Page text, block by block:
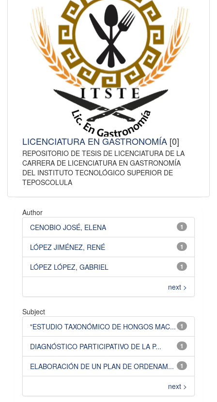
LICENCIATURA EN GASTRONOMÍA [0]
REPOSITORIO DE TESIS DE LICENCIATURA DE LA
CARRERA DE LICENCIATURA EN GASTRONOMÍA
DEL INSTITUTO TECNOLÓGICO SUPERIOR DE
TEPOSCOLULA
Author
1
CENOBIO JOSÉ, ELENA
1
LÓPEZ JIMÉNEZ, RENÉ
1
LÓPEZ LÓPEZ, GABRIEL
next >
Subject
1
"ESTUDIO TAXONÓMICO DE HONGOS MAC...
1
DIAGNÓSTICO PARTICIPATIVO DE LA P...
1
ELABORACIÓN DE UN PLAN DE ORDENAM...
next >